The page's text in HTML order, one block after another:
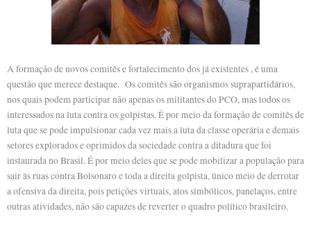
A formação de novos comitês e fortalecimento dos já existentes , é uma
questão que merece destaque. Os comitês são organismos suprapartidários,
nos quais podem participar não apenas os militantes do PCO, mas todos os
interessados na luta contra os golpistas. É por meio da formação de comitês de
luta que se pode impulsionar cada vez mais a luta da classe operária e demais
setores explorados e oprimidos da sociedade contra a ditadura que foi
instaurada no Brasil. É por meio deles que se pode mobilizar a população para
sair às ruas contra Bolsonaro e toda a direita golpista, único meio de derrotar
a ofensiva da direita, pois petições virtuais, atos simbólicos, panelaços, entre
outras atividades, não são capazes de reverter o quadro político brasileiro.